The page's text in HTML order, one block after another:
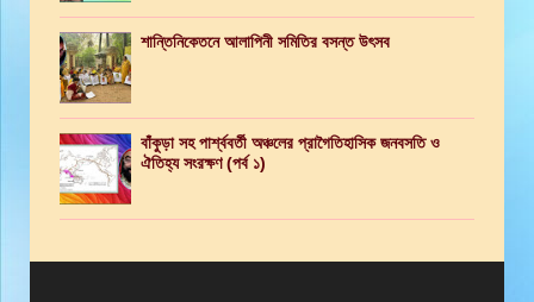
শান্তিনিকেতনে আলাপিনী সমিতির বসন্ত উৎসব
বাঁকুড়া সহ পার্শ্ববর্তী অঞ্চলের প্রাগৈতিহাসিক জনবসতি ও
ঐতিহ্য সংরক্ষণ (পর্ব ১)